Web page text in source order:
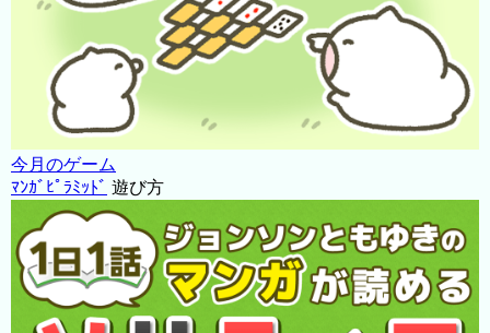
今月のゲーム
ﾏﾝｶﾞﾋﾟﾗﾐｯﾄﾞ 遊び方